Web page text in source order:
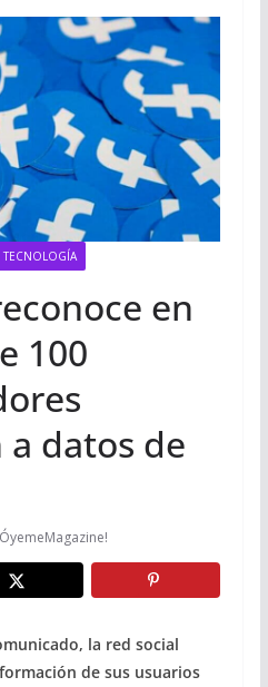
TECNOLOGÍA
en
100
datos de
ÓyemeMagazine!
la red social
de sus usuarios